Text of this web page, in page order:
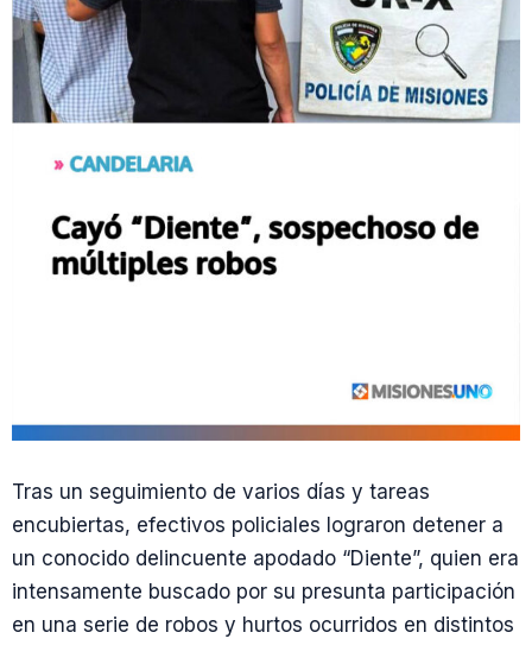
Tras un seguimiento de varios días y tareas
encubiertas, efectivos policiales lograron detener a
un conocido delincuente apodado “Diente”, quien era
intensamente buscado por su presunta participación
en una serie de robos y hurtos ocurridos en distintos